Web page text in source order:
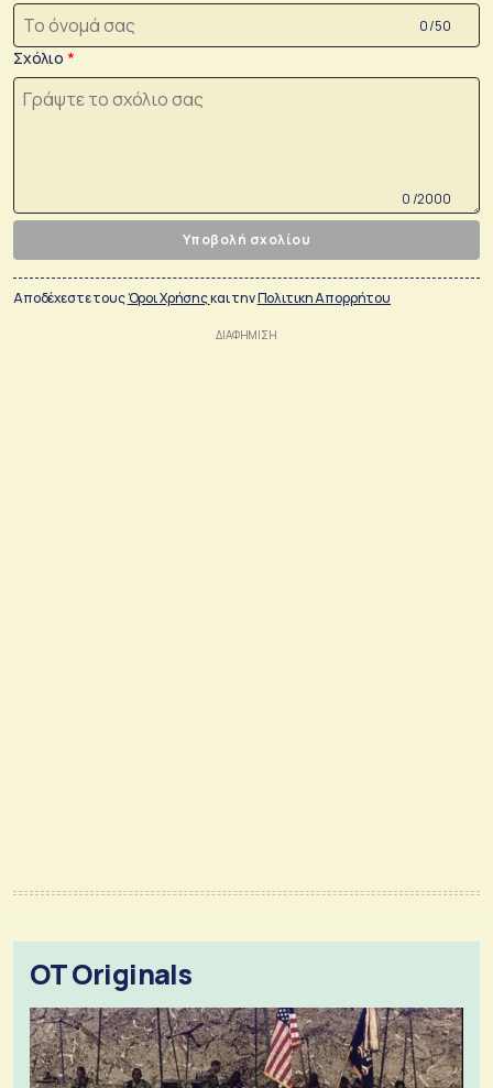
0 /50
Σχόλιο
0 /2000
Υποβολή σχολίου
Αποδέχεστε τουςΌροι Χρήσηςκαι τηνΠολιτικη Απορρήτου
OT Originals